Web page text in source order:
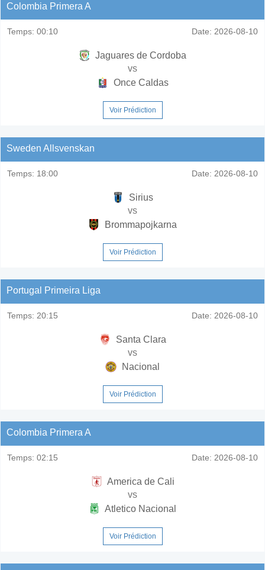
Colombia Primera A
Temps: 00:10 Date: 2026-08-10
Jaguares de Cordoba
vs
Once Caldas
Voir Prédiction
Sweden Allsvenskan
Temps: 18:00 Date: 2026-08-10
Sirius
vs
Brommapojkarna
Voir Prédiction
Portugal Primeira Liga
Temps: 20:15 Date: 2026-08-10
Santa Clara
vs
Nacional
Voir Prédiction
Colombia Primera A
Temps: 02:15 Date: 2026-08-10
America de Cali
vs
Atletico Nacional
Voir Prédiction